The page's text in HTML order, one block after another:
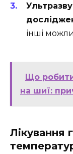
інші
Що
на шиї:
Лікування